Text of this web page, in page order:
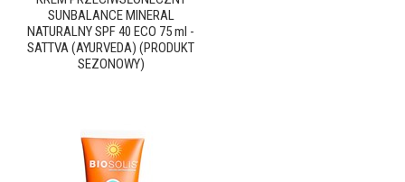
SUNBALANCE MINERAL
NATURALNY SPF 40 ECO 75 ml -
SATTVA (AYURVEDA) (PRODUKT
SEZONOWY)